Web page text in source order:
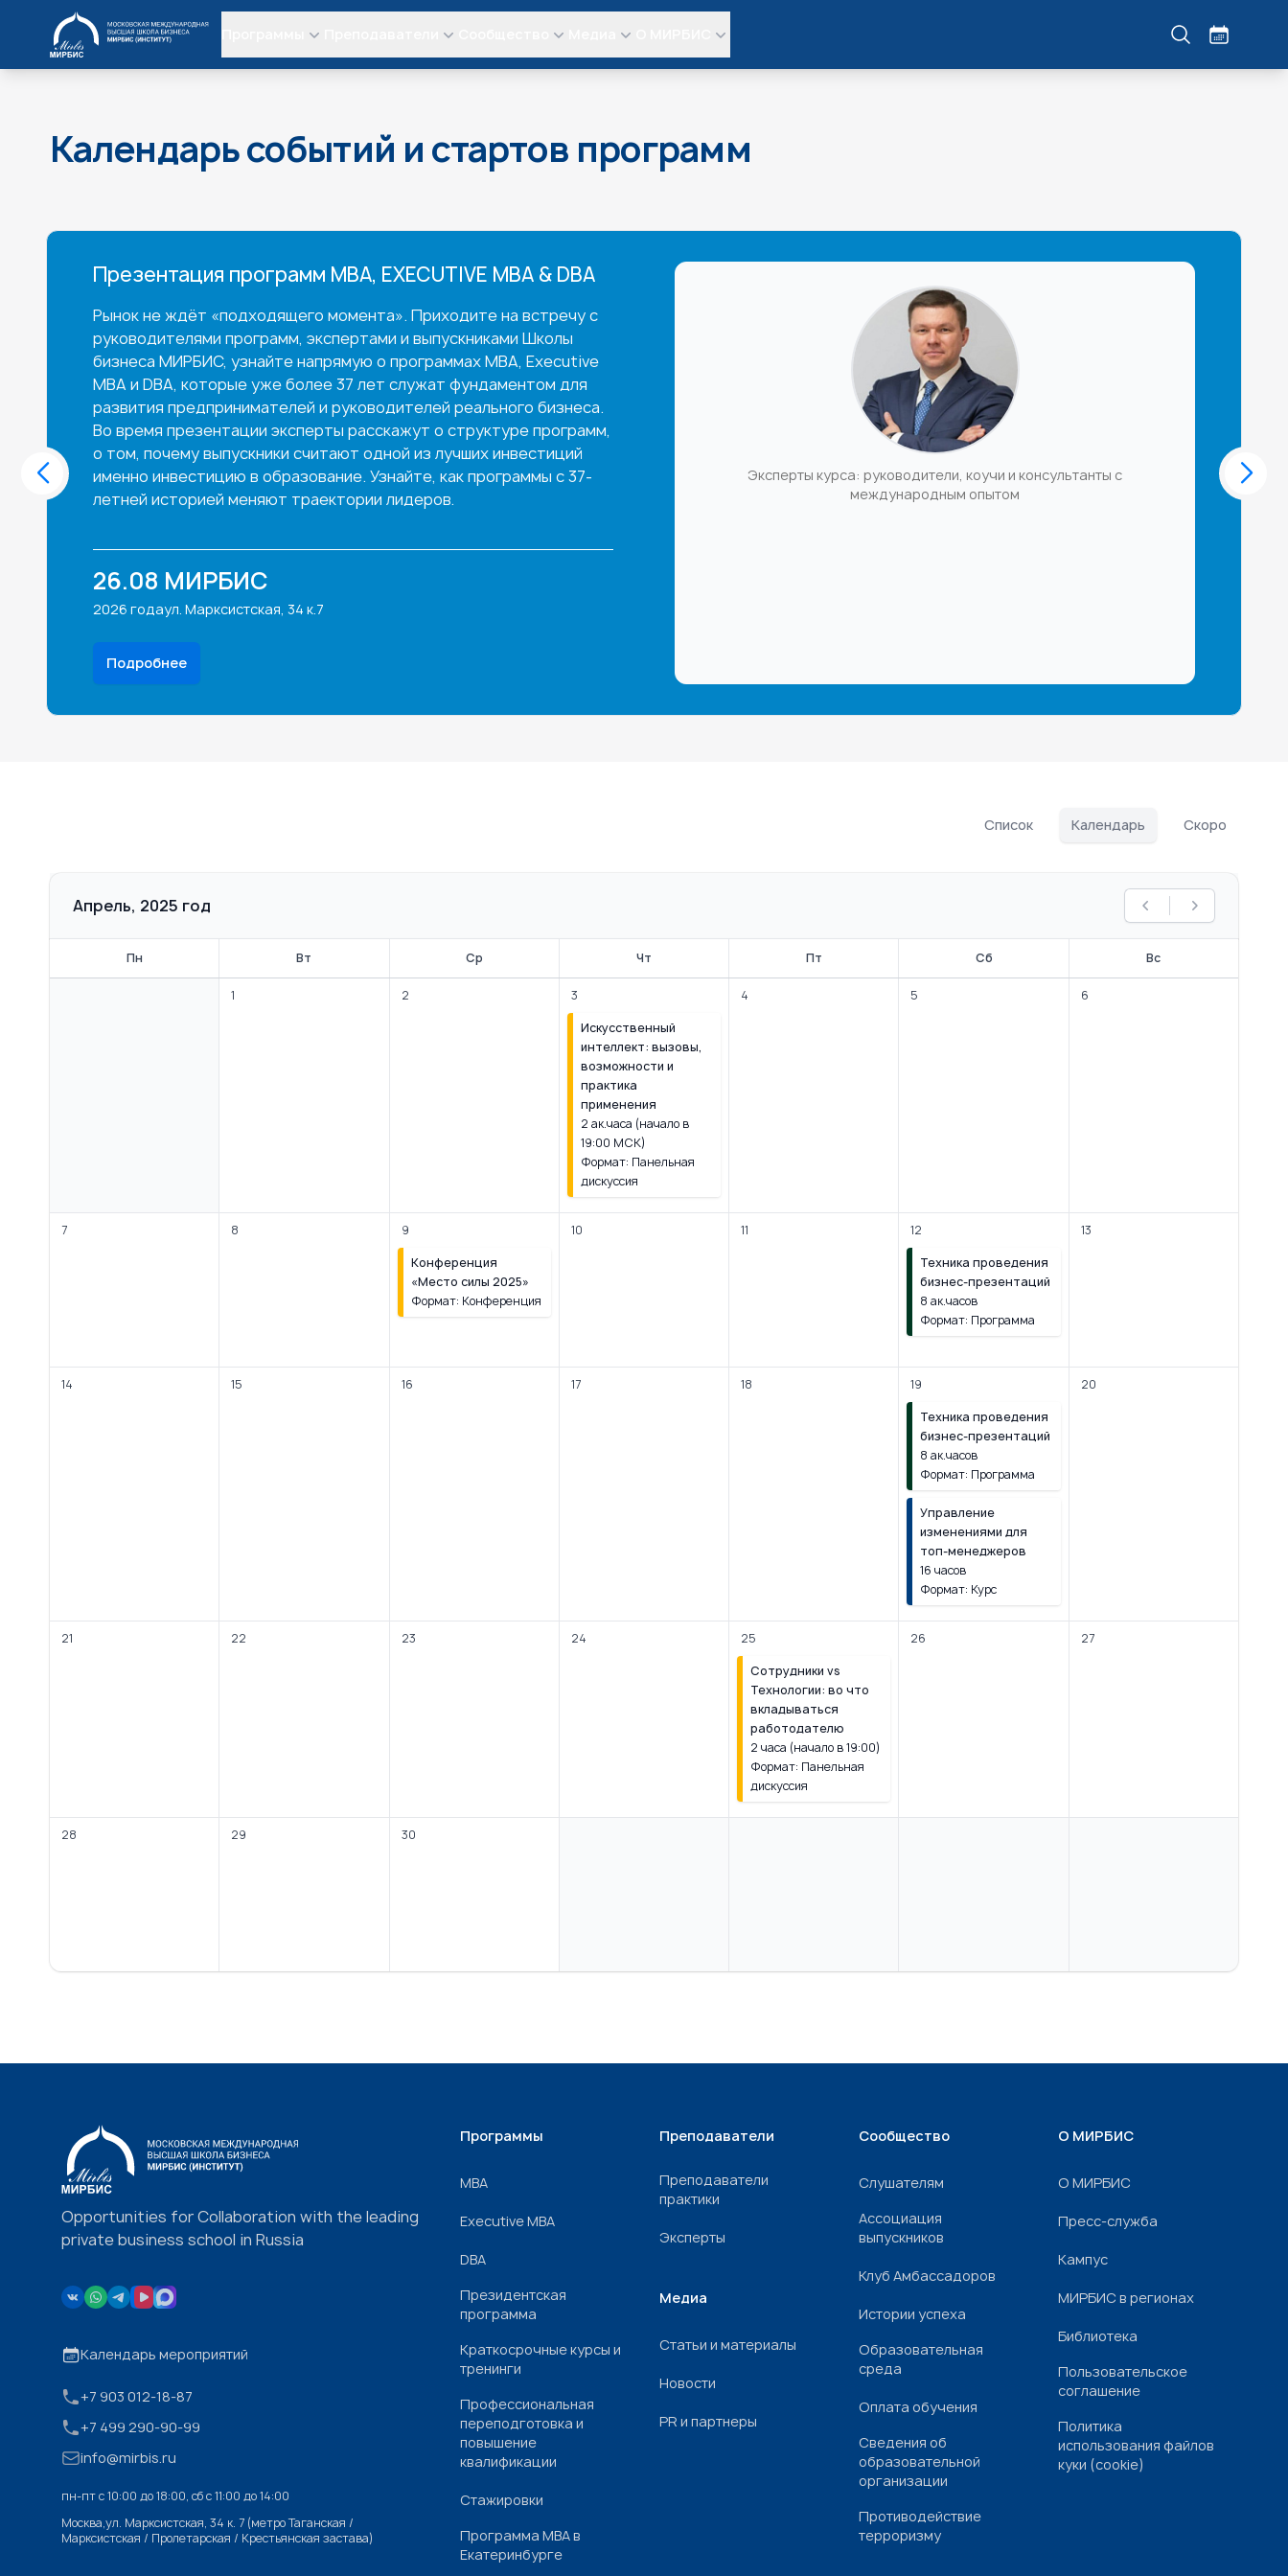
МИРБИС
Календарь событий и стартов программ
Эксперты курса: руководители, коучи и консультанты с
международным опытом
Презентация программ MBA, EXECUTIVE MBA & DBA
Рынок не ждёт «подходящего момента». Приходите на встречу с
руководителями программ, экспертами и выпускниками Школы
бизнеса МИРБИС, узнайте напрямую о программах MBA, Executive
MBA и DBA, которые уже более 37 лет служат фундаментом для
развития предпринимателей и руководителей реального бизнеса.
Во время презентации эксперты расскажут о структуре программ,
о том, почему выпускники считают одной из лучших инвестиций
именно инвестицию в образование. Узнайте, как программы с 37-
летней историей меняют траектории лидеров.
26.08
2026 года
МИРБИС
ул. Марксистская, 34 к.7
Подробнее
Список Календарь Скоро
Апрель, 2025 год Предыдущий
Следующий
Пн Вт Ср Чт Пт Сб Вс
1 2
3
Искусственный
интеллект: вызовы,
возможности и
практика
применения
2 ак.часа (начало в
19:00 МСК)
Формат: Панельная
дискуссия
4 5 6
7 8
9
Конференция
«Место силы 2025»
Формат: Конференция
10 11
12
Техника проведения
бизнес-презентаций
8 ак.часов
Формат: Программа
13
14 15 16 17 18
19
Техника проведения
бизнес-презентаций
8 ак.часов
Формат: Программа
Управление
изменениями для
топ-менеджеров
16 часов
Формат: Курс
20
21 22 23 24
25
Сотрудники vs
Технологии: во что
вкладываться
работодателю
2 часа (начало в 19:00)
Формат: Панельная
дискуссия
26 27
28 29 30
Opportunities for Collaboration with the leading
private business school in Russia
Календарь мероприятий
+7 903 012-18-87
+7 499 290-90-99
info@mirbis.ru
пн-пт с 10:00 до 18:00, cб с 11:00 до 14:00
Москва,ул. Марксистская, 34 к. 7 (метро Таганская /
Марксистская / Пролетарская / Крестьянская застава)
Программы
МВА
Executive MBA
DBA
Президентская
программа
Краткосрочные курсы и
тренинги
Профессиональная
переподготовка и
повышение
квалификации
Стажировки
Программа МВА в
Екатеринбурге
Преподаватели
Преподаватели
практики
Эксперты
Медиа
Статьи и материалы
Новости
PR и партнеры
Сообщество
Слушателям
Ассоциация
выпускников
Клуб Амбассадоров
Истории успеха
Образовательная
среда
Оплата обучения
Сведения об
образовательной
организации
Противодействие
терроризму
О МИРБИС
О МИРБИС
Пресс-служба
Кампус
МИРБИС в регионах
Библиотека
Пользовательское
соглашение
Политика
использования файлов
куки (cookie)